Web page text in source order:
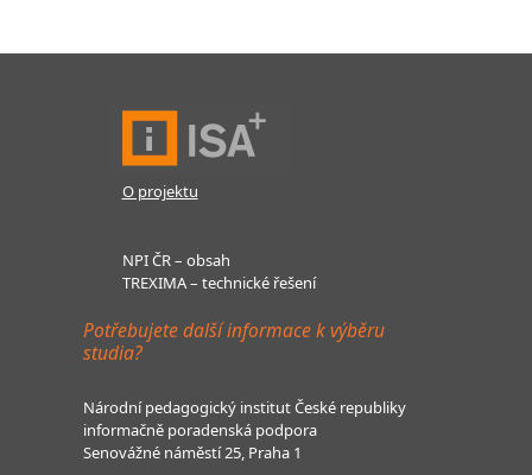
O projektu
NPI ČR – obsah
TREXIMA – technické řešení
Potřebujete další informace k výběru
studia?
Národní pedagogický institut České republiky
informačně poradenská podpora
Senovážné náměstí 25, Praha 1